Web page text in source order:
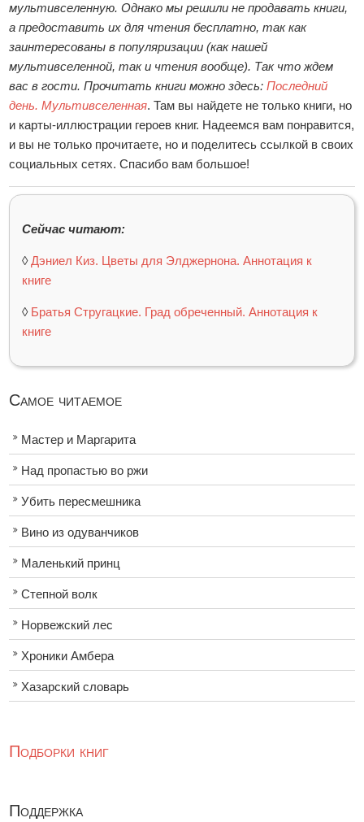
мультивселенную. Однако мы решили не продавать книги,
а предоставить их для чтения бесплатно, так как
заинтересованы в популяризации (как нашей
мультивселенной, так и чтения вообще). Так что ждем
вас в гости. Прочитать книги можно здесь:Последний
день. Мультивселенная. Там вы найдете не только книги, но
и карты-иллюстрации героев книг. Надеемся вам понравится,
и вы не только прочитаете, но и поделитесь ссылкой в своих
социальных сетях. Спасибо вам большое!
Сейчас читают:
◊Дэниел Киз. Цветы для Элджернона. Аннотация к
книге
◊ Братья Стругацкие. Град обреченный. Аннотация к
книге
Самое читаемое
Мастер и Маргарита
Над пропастью во ржи
Убить пересмешника
Вино из одуванчиков
Маленький принц
Степной волк
Норвежский лес
Хроники Амбера
Хазарский словарь
Подборки книг
Поддержка